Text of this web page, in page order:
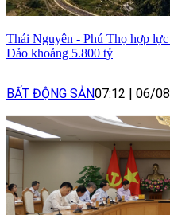
Thái Nguyên - Phú Thọ hợp
Đảo khoảng 5.800 tỷ
BẤT ĐỘNG SẢN07:12 | 06/